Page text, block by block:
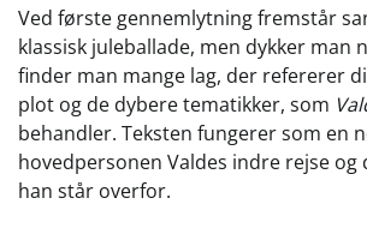
Ved første gennemlytning fremstår
klassisk juleballade, men dykker man
finder man mange lag, der refererer
plot og de dybere tematikker, som
behandler. Teksten fungerer som en
hovedpersonen Valdes indre rejse
han står overfor.